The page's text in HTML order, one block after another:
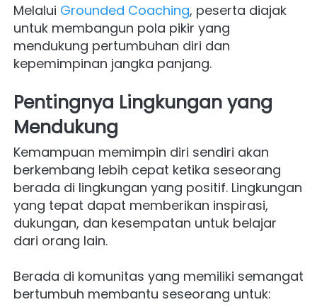
Melalui Grounded Coaching, peserta diajak
untuk membangun pola pikir yang
mendukung pertumbuhan diri dan
kepemimpinan jangka panjang.
Pentingnya Lingkungan yang
Mendukung
Kemampuan memimpin diri sendiri akan
berkembang lebih cepat ketika seseorang
berada di lingkungan yang positif. Lingkungan
yang tepat dapat memberikan inspirasi,
dukungan, dan kesempatan untuk belajar
dari orang lain.
Berada di komunitas yang memiliki semangat
bertumbuh membantu seseorang untuk: